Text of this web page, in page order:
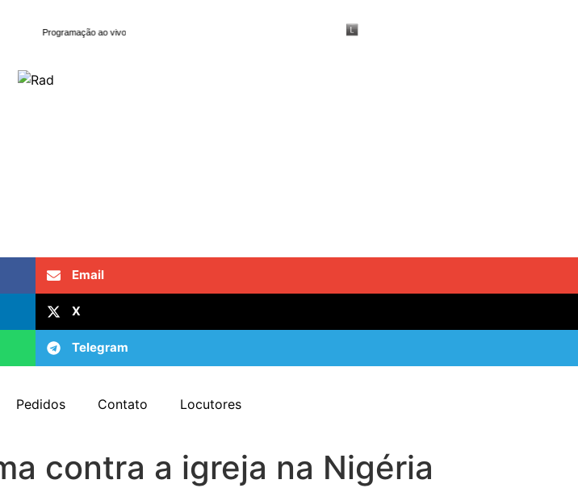
Email
X
Telegram
Pedidos Contato Locutores
contra a igreja na Nigéria